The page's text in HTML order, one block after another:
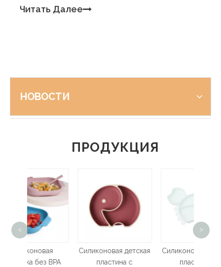
щипчики для ногтей для младенцев. В этой
Читать Далее
НОВОСТИ
ПРОДУКЦИЯ
Силиконовая детская
пластина с
Силиконовая детская
< >